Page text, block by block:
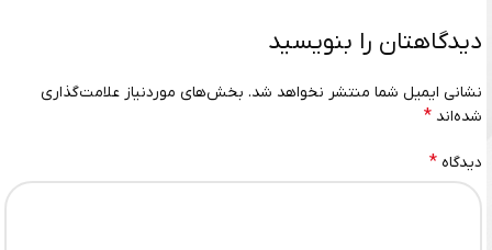
دیدگاهتان را بنویسید
نشانی ایمیل شما منتشر نخواهد شد. بخش‌های موردنیاز علامت‌گذاری
شده‌اند *
دیدگاه *